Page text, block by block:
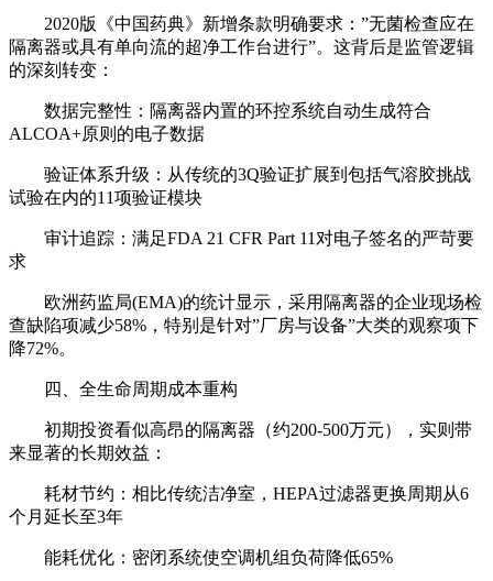
2020版《中国药典》新增条款明确要求：”无菌检查应在
隔离器或具有单向流的超净工作台进行”。这背后是监管逻辑
的深刻转变：
数据完整性：隔离器内置的环控系统自动生成符合
ALCOA+原则的电子数据
验证体系升级：从传统的3Q验证扩展到包括气溶胶挑战
试验在内的11项验证模块
审计追踪：满足FDA 21 CFR Part 11对电子签名的严苛要
求
欧洲药监局(EMA)的统计显示，采用隔离器的企业现场检
查缺陷项减少58%，特别是针对”厂房与设备”大类的观察项下
降72%。
四、全生命周期成本重构
初期投资看似高昂的隔离器（约200-500万元），实则带
来显著的长期效益：
耗材节约：相比传统洁净室，HEPA过滤器更换周期从6
个月延长至3年
能耗优化：密闭系统使空调机组负荷降低65%